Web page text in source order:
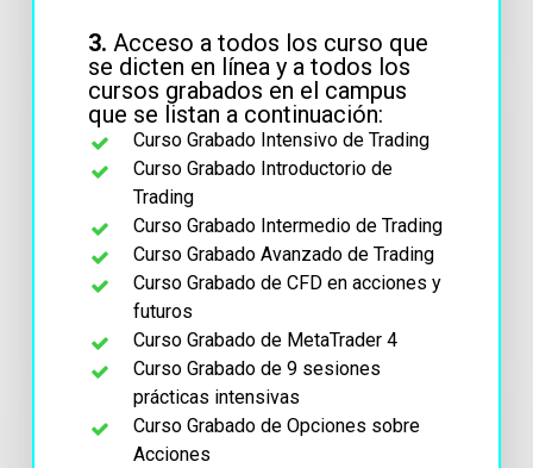
3. Acceso a todos los curso que
se dicten en línea y a todos los
cursos grabados en el campus
que se listan a continuación:
Curso Grabado Intensivo de Trading
Curso Grabado Introductorio de
Trading
Curso Grabado Intermedio de Trading
Curso Grabado Avanzado de Trading
Curso Grabado de CFD en acciones y
futuros
Curso Grabado de MetaTrader 4
Curso Grabado de 9 sesiones
prácticas intensivas
Curso Grabado de Opciones sobre
Acciones